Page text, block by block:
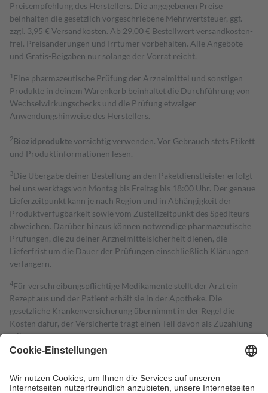
Preisempfehlung des Herstellers. Die angegebenen Preise
beinhalten die gesetzlich vorgeschriebene Mehrwertsteuer, ggf.
zzgl. 3,95 € Versandkosten. Ab 29,00 € Bestell­wert versand­kosten­
frei. Preisänderungen und Irrtümer vorbehalten. Alle Angebote
und Gratis-Beigaben nur solange der Vorrat reicht.
1 Eine pharmazeutische Prüfung der Arzneimittel und sonstigen
Produkte in deinem Warenkorb beinhaltet die Durchführung von
Wechselwirkungschecks und die Prüfung etwaiger
Anwendungshinweise des Herstellers.
2Biozidproduktevorsichtig verwenden. Vor Gebrauch stets Etikett
und Produktinformationen lesen.
3Die Übergabe deiner Bestellung an den Paketdienstleister erfolgt
bei uns werktags von Montag bis Freitag bis 18:00 Uhr. Der genaue
Lieferzeitpunkt kann je nach Region und in Abhängigkeit der
Produktverfügbarkeit sowie vom Zustellzeitpunkt des Spediteurs
abweichen. Darüber hinaus können notwendige pharmazeutische
Prüfungen, die zu deiner Arzneimittelsicherheit dienen, die
Lieferfrist um die Dauer der Prüfungen einschließlich Klärungen
verlängern.
4Für verschreibungspflichtige Medikamente stellt der Arzt ein
Rezept aus und der Patient erhält sie in der Apotheke. Die
gesetzliche Krankenversicherung übernimmt in der Regel die
Kosten dafür, der Versicherte trägt einen Teil davon als Zuzahlung
mit.
Grundsätzlich leisten Mitglieder Zuzahlungen in Höhe von zehn
höchstens zehn Euro.
Es sind jedoch nie mehr als die tatsächlichen
Kosten der Leistung zu entrichten.